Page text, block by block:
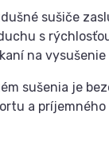
sušiče
s
na
sušenia je
a